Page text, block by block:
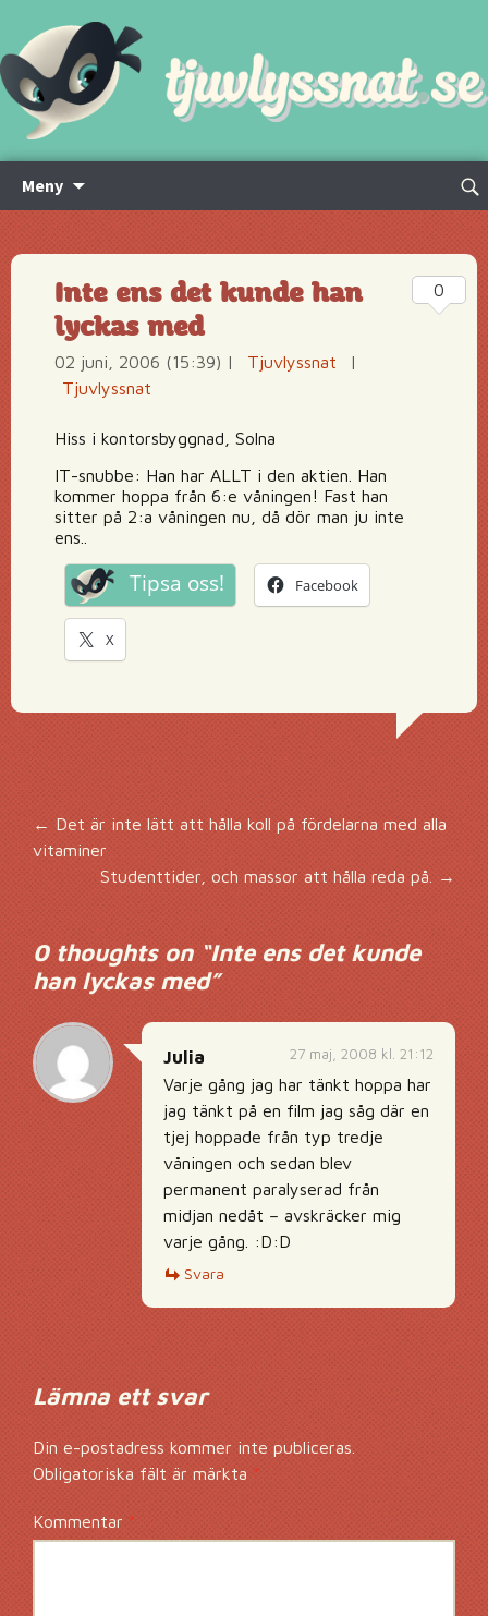
Meny
innehåll
Sök
Inte ens det kunde han
lyckas med
02 juni, 2006 (15:39) | Tjuvlyssnat
|
Tjuvlyssnat
Hiss i kontorsbyggnad, Solna
IT-snubbe: Han har ALLT i den aktien. Han
kommer hoppa från 6:e våningen! Fast han
sitter på 2:a våningen nu, då dör man ju inte
ens..
Tipsa oss! Facebook
X
0
Inläggsnavigering
←Det är inte lätt att hålla koll på fördelarna med alla
vitaminer
Studenttider, och massor att hålla reda på.→
0 thoughts on “Inte ens det kunde
han lyckas med”
27 maj, 2008 kl. 21:12
Julia
Varje gång jag har tänkt hoppa har
jag tänkt på en film jag såg där en
tjej hoppade från typ tredje
våningen och sedan blev
permanent paralyserad från
midjan nedåt – avskräcker mig
varje gång. :D:D
Svara
Lämna ett svar
Din e-postadress kommer inte publiceras.
Obligatoriska fält är märkta*
Kommentar*